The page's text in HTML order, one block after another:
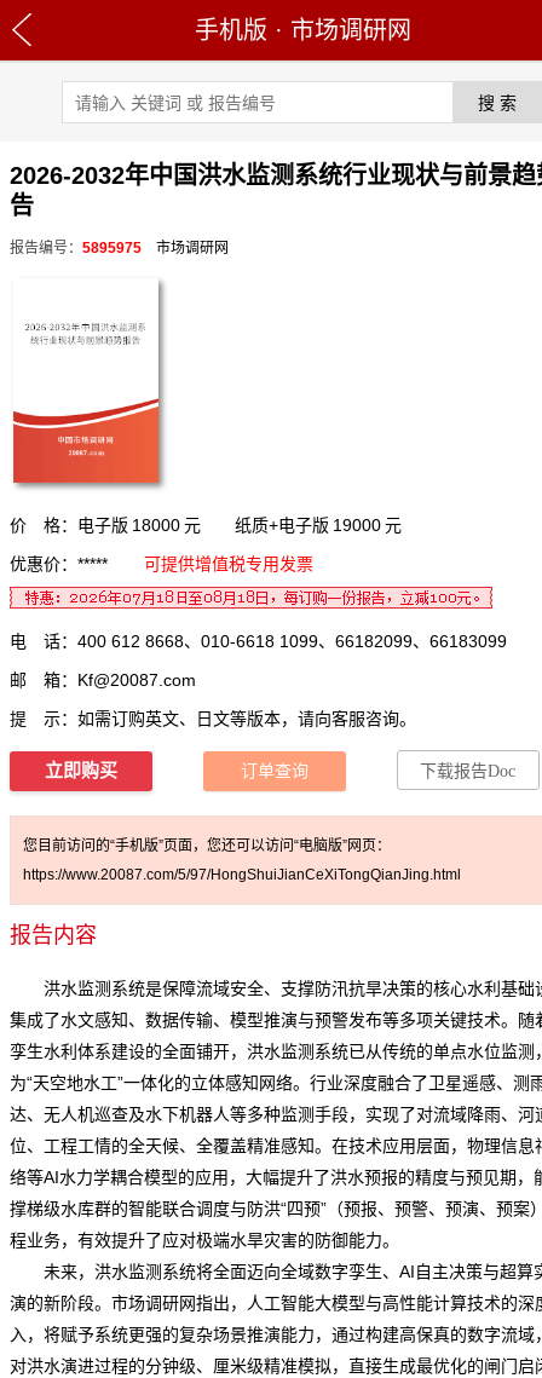
手机版 · 市场调研网
2026-2032年中国洪水监测系统行业现状与前景趋
告
报告编号： 5895975 市场调研网
价 格：电子版 18000 元 纸质+电子版 19000 元
优惠价：*****
可提供增值税专用发票
电 话：400 612 8668、010-6618 1099、66182099、66183099
邮 箱： Kf@20087.com
提 示：如需订购英文、日文等版本，请向客服咨询。
立即购买 订单查询 下载报告Doc
您目前访问的“手机版”页面，您还可以访问“电脑版”网页：
https://www.20087.com/5/97/HongShuiJianCeXiTongQianJing.html
报告内容
洪水监测系统是保障流域安全、支撑防汛抗旱决策的核心水利基础
集成了水文感知、数据传输、模型推演与预警发布等多项关键技术。随
孪生水利体系建设的全面铺开， 洪水监测系统已从传统的单点水位监测
为“天空地水工”一体化的立体感知网络。行业深度融合了卫星遥感、测
达、无人机巡查及水下机器人等多种监测手段，实现了对流域降雨、河
位、工程工情的全天候、全覆盖精准感知。在技术应用层面，物理信息
络等AI水力学耦合模型的应用，大幅提升了洪水预报的精度与预见期，
撑梯级水库群的智能联合调度与防洪“四预”（预报、预警、预演、预案
程业务，有效提升了应对极端水旱灾害的防御能力。
未来，洪水监测系统将全面迈向全域数字孪生、AI自主决策与超算
演的新阶段。 市场调研网指出，人工智能大模型与高性能计算技术的深
入，将赋予系统更强的复杂场景推演能力，通过构建高保真的数字流域
对洪水演进过程的分钟级、厘米级精准模拟，直接生成最优化的闸门启